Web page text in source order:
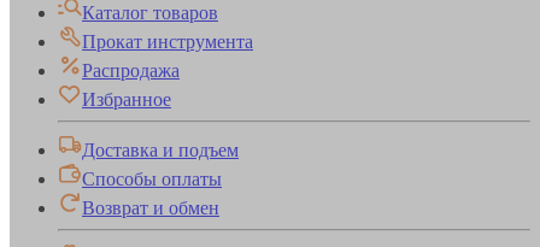
Каталог товаров
Прокат инструмента
Распродажа
Избранное
Доставка и подъем
Способы оплаты
Возврат и обмен